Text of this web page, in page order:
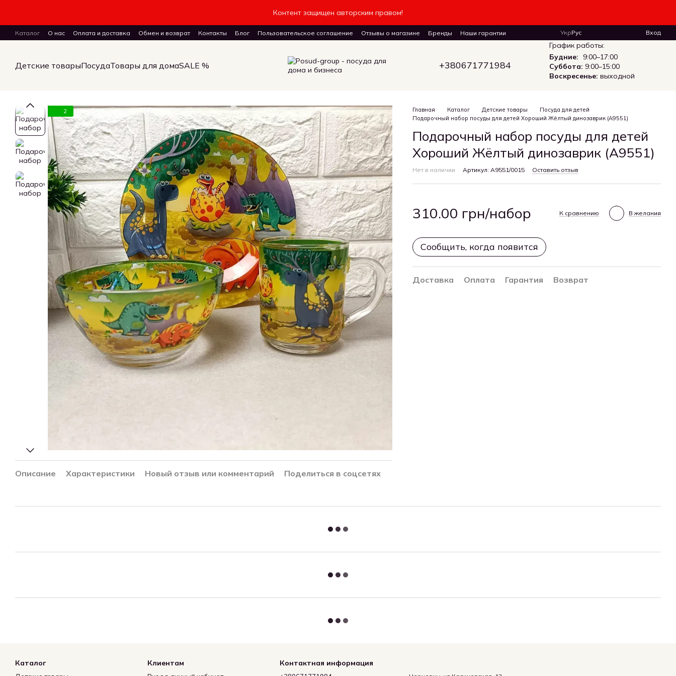
Контент защищен авторским правом!
Каталог О нас Оплата и доставка Обмен и возврат Контакты Блог Пользовательское соглашение Отзывы о магазине Бренды
Наши гарантии
ПУБЛИЧНЫЙ ДОГОВОР (ОФЕРТА) на заказ, куплю-продажу и доставку товаров
УкрРус Вход
Детские товарыПосудаТовары для домаSALE % +380671771984
График работы:
Будние:
9:00–17:00
Суббота: 9:00–15:00
Воскресенье: выходной
2
Описание Характеристики Новый отзыв или комментарий Поделиться в соцсетях
Главная Каталог Детские товары
Посуда для детей
Подарочный набор посуды для детей Хороший Жёлтый динозаврик (A9551)
Подарочный набор посуды для детей
Хороший Жёлтый динозаврик (A9551)
Нет в наличии Артикул: A9551/0015 Оставить отзыв
310.00 грн/набор К сравнению В желания
Сообщить, когда появится
Доставка Оплата Гарантия Возврат
Каталог Клиентам Контактная информация